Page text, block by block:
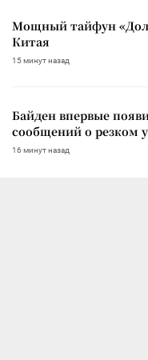
Мощный тайфун
Китая
15 минут назад
Байден впервые
сообщений о резком
16 минут назад